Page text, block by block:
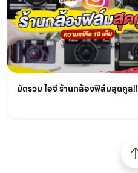
มัดรวม ไอจี ร้านกล้องฟิล์มสุดคูล!!